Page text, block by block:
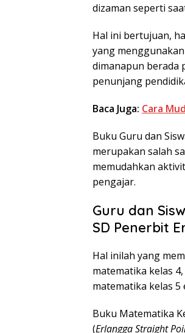
dizaman seperti
Hal ini bertujuan,
yang
dimanapun berada
penunjang
Baca Juga: Cara
Buku Guru dan
merupakan salah
memudahkan
pengajar.
Guru dan
SD Penerbit
Hal inilah yang
matematika kelas
matematika kelas
Buku Matematika
(Erlangga Straight